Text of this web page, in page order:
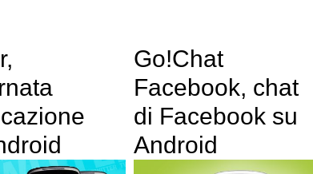
Go!Chat
Facebook, chat
di Facebook su
Android